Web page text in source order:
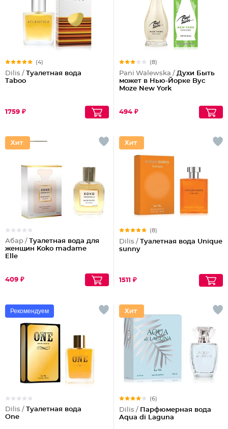
(4)
Dilis / Туалетная вода
Taboo
1759 ₽
(8)
Pani Walewska / Духи Быть
может в Нью-Йорке Byc
Moze New York
494 ₽
Абар / Туалетная вода для
женщин Koko madame
Elle
409 ₽
(8)
Dilis / Туалетная вода Unique
sunny
1511 ₽
Рекомендуем
Dilis / Туалетная вода
One
(6)
Dilis / Парфюмерная вода
Aqua di Laguna